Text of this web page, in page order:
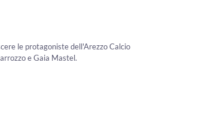
le protagoniste dell'Arezzo Calcio
e Gaia Mastel.